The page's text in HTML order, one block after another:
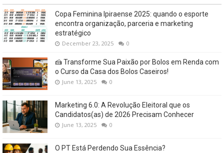
Copa Feminina Ipiraense 2025: quando o esporte
encontra organização, parceria e marketing
estratégico
December 23, 2025 0
🍰 Transforme Sua Paixão por Bolos em Renda com
o Curso da Casa dos Bolos Caseiros!
June 13, 2025 0
Marketing 6.0: A Revolução Eleitoral que os
Candidatos(as) de 2026 Precisam Conhecer
June 13, 2025 0
O PT Está Perdendo Sua Essência?